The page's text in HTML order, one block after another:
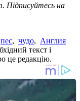
Підписуйтесь на
пес, чудо, Англия
текст і
це редакцію.